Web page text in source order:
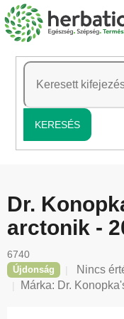
Ugrás
a
tartalomhoz
KERESÉS
Dr.
arctonik -
6740
Újdonság
A
termék
Nincs
Márka: Dr.